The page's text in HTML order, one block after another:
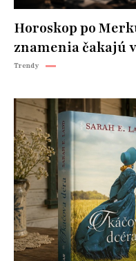
Horoskop po
znamenia čakajú
Trendy